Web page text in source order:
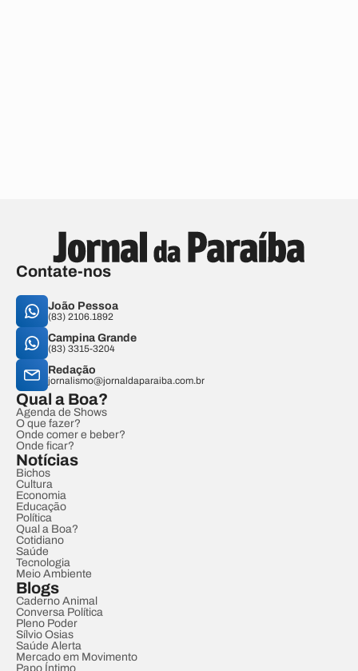
Contate-nos
João Pessoa
(83) 2106.1892
Campina Grande
(83) 3315-3204
Redação
jornalismo@jornaldaparaiba.com.br
Qual a Boa?
Agenda de Shows
O que fazer?
Onde comer e beber?
Onde ficar?
Notícias
Bichos
Cultura
Economia
Educação
Política
Qual a Boa?
Cotidiano
Saúde
Tecnologia
Meio Ambiente
Blogs
Caderno Animal
Conversa Política
Pleno Poder
Sílvio Osias
Saúde Alerta
Mercado em Movimento
Papo Íntimo